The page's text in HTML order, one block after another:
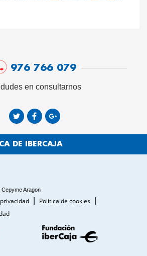
976 766 079
en consultarnos
DE IBERCAJA
Aragon
Política de cookies